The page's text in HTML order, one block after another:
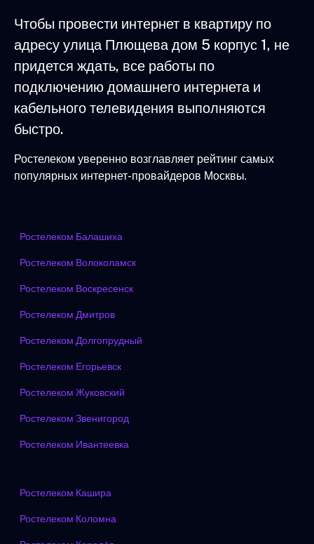
Чтобы провести интернет в квартиру по
адресу улица Плющева дом 5 корпус 1, не
придется ждать, все работы по
подключению домашнего интернета и
кабельного телевидения выполняются
быстро.
Ростелеком уверенно возглавляет рейтинг самых
популярных интернет-провайдеров Москвы.
Ростелеком Балашиха
Ростелеком Волоколамск
Ростелеком Воскресенск
Ростелеком Дмитров
Ростелеком Долгопрудный
Ростелеком Егорьевск
Ростелеком Жуковский
Ростелеком Звенигород
Ростелеком Ивантеевка
Ростелеком Кашира
Ростелеком Коломна